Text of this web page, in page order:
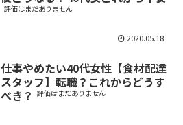
評価はまだありません
2020.05.18
仕事やめたい40代女性【食材配達
スタッフ】転職？これからどうす
べき？
評価はまだありません